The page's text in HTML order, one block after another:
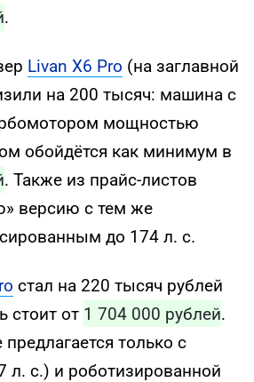
.
Livan X6 Pro (на заглавной
на 200 тысяч: машина с
мощностью
обойдётся как минимум в
. Также из прайс-листов
версию с тем же
до 174 л. с.
стал на 220 тысяч рублей
стоит от 1 704 000 рублей.
только с
л. с.) и роботизированной